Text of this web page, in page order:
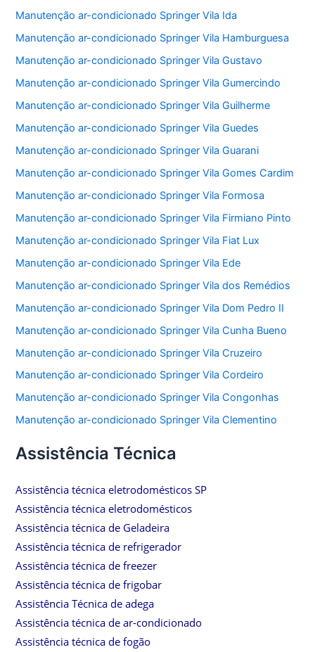
Manutenção ar-condicionado Springer Vila Ida
Manutenção ar-condicionado Springer Vila Hamburguesa
Manutenção ar-condicionado Springer Vila Gustavo
Manutenção ar-condicionado Springer Vila Gumercindo
Manutenção ar-condicionado Springer Vila Guilherme
Manutenção ar-condicionado Springer Vila Guedes
Manutenção ar-condicionado Springer Vila Guarani
Manutenção ar-condicionado Springer Vila Gomes Cardim
Manutenção ar-condicionado Springer Vila Formosa
Manutenção ar-condicionado Springer Vila Firmiano Pinto
Manutenção ar-condicionado Springer Vila Fiat Lux
Manutenção ar-condicionado Springer Vila Ede
Manutenção ar-condicionado Springer Vila dos Remédios
Manutenção ar-condicionado Springer Vila Dom Pedro II
Manutenção ar-condicionado Springer Vila Cunha Bueno
Manutenção ar-condicionado Springer Vila Cruzeiro
Manutenção ar-condicionado Springer Vila Cordeiro
Manutenção ar-condicionado Springer Vila Congonhas
Manutenção ar-condicionado Springer Vila Clementino
Assistência Técnica
Assistência técnica eletrodomésticos SP
Assistência técnica eletrodomésticos
Assistência técnica de Geladeira
Assistência técnica de refrigerador
Assistência técnica de freezer
Assistência técnica de frigobar
Assistência Técnica de adega
Assistência técnica de ar-condicionado
Assistência técnica de fogão